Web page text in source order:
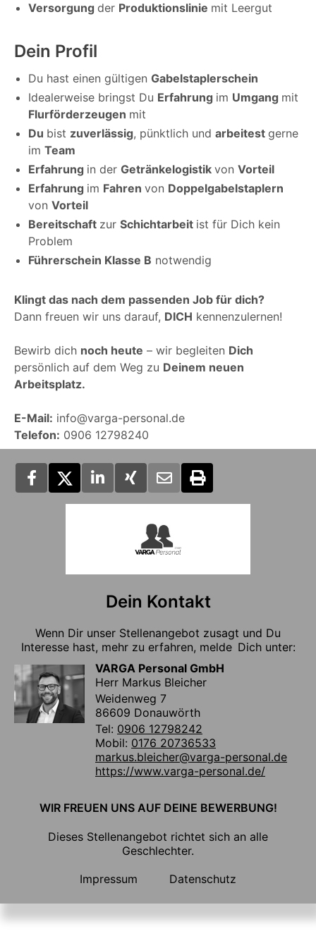
Versorgung der Produktionslinie mit Leergut
Dein Profil
Du hast einen gültigen Gabelstaplerschein
Idealerweise bringst Du Erfahrung im Umgang mit
Flurförderzeugen mit
Du bist zuverlässig, pünktlich und arbeitest gerne
im Team
Erfahrung in der Getränkelogistik von Vorteil
Erfahrung im Fahren von Doppelgabelstaplern
von Vorteil
Bereitschaft zur Schichtarbeit ist für Dich kein
Problem
Führerschein Klasse B notwendig
Klingt das nach dem passenden Job für dich?
Dann freuen wir uns darauf, DICH kennenzulernen!
Bewirb dich noch heute – wir begleiten Dich
persönlich auf dem Weg zu Deinem neuen
Arbeitsplatz.
E-Mail: info@varga-personal.de
Telefon: 0906 12798240
Dein Kontakt
Wenn Dir unser Stellenangebot zusagt und Du
Interesse hast, mehr zu erfahren, melde Dich unter:
VARGA Personal GmbH
Herr Markus Bleicher
Weidenweg 7
86609 Donauwörth
Tel: 0906 12798242
Mobil: 0176 20736533
markus.bleicher@varga-personal.de
https://www.varga-personal.de/
WIR FREUEN UNS AUF DEINE BEWERBUNG!
Dieses Stellenangebot richtet sich an alle
Geschlechter.
Impressum
Datenschutz